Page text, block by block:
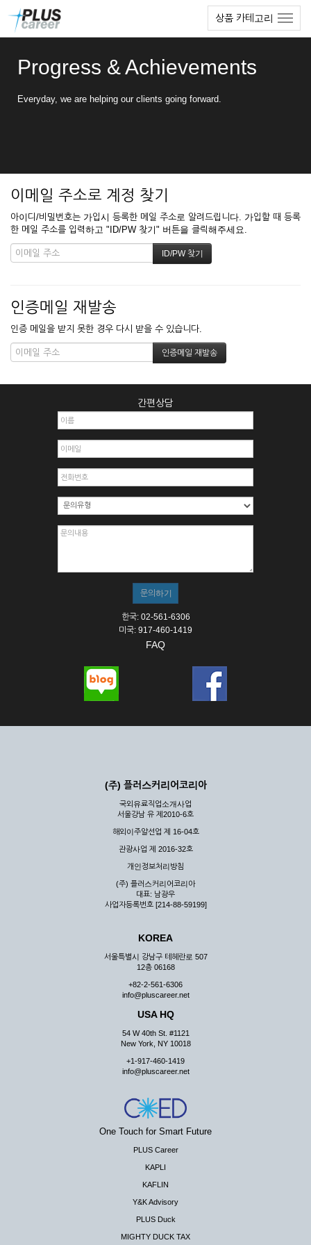
상품 카테고리
Progress & Achievements
Everyday, we are helping our clients going forward.
이메일 주소로 계정 찾기
아이디/비밀번호는 가입시 등록한 메일 주소로 알려드립니다. 가입할 때 등록
한 메일 주소를 입력하고 "ID/PW 찾기" 버튼을 클릭해주세요.
인증메일 재발송
인증 메일을 받지 못한 경우 다시 받을 수 있습니다.
간편상담
한국: 02-561-6306
미국: 917-460-1419
FAQ
(주) 플러스커리어코리아
국외유료직업소개사업
서울강남 유 제2010-6호
해외이주알선업 제 16-04호
관광사업 제 2016-32호
개인정보처리방침
(주) 플러스커리어코리아
대표: 남광우
사업자등록번호 [214-88-59199]
KOREA
서울특별시 강남구 테헤란로 507
12층 06168
+82-2-561-6306
info@pluscareer.net
USA HQ
54 W 40th St. #1121
New York, NY 10018
+1-917-460-1419
info@pluscareer.net
One Touch for Smart Future
PLUS Career
KAPLI
KAFLIN
Y&K Advisory
PLUS Duck
MIGHTY DUCK TAX